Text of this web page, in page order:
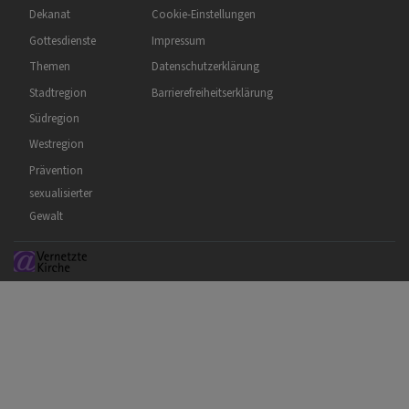
Dekanat
Gottesdienste
Themen
Stadtregion
Südregion
Westregion
Prävention
sexualisierter
Gewalt
Cookie-Einstellungen
Impressum
Datenschutzerklärung
Barrierefreiheitserklärung